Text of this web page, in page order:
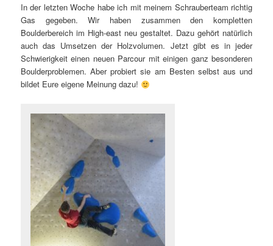
In der letzten Woche habe ich mit meinem Schrauberteam richtig
Gas gegeben. Wir haben zusammen den kompletten
Boulderbereich im High-east neu gestaltet. Dazu gehört natürlich
auch das Umsetzen der Holzvolumen. Jetzt gibt es in jeder
Schwierigkeit einen neuen Parcour mit einigen ganz besonderen
Boulderproblemen. Aber probiert sie am Besten selbst aus und
bildet Eure eigene Meinung dazu!